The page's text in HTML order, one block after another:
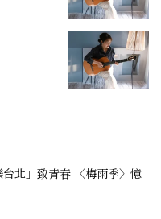
北」致青春 〈梅雨季〉憶